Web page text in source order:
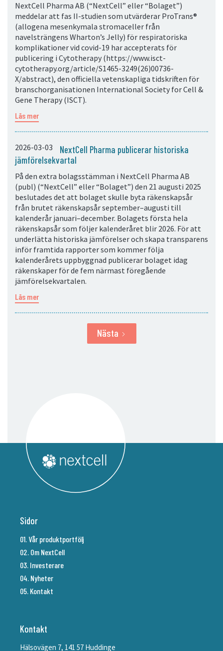
NextCell Pharma AB (“NextCell” eller “Bolaget”)
meddelar att fas II-studien som utvärderar ProTrans®
(allogena mesenkymala stromaceller från
navelsträngens Wharton’s Jelly) för respiratoriska
komplikationer vid covid-19 har accepterats för
publicering i Cytotherapy (https://www.isct-
cytotherapy.org/article/S1465-3249(26)00736-
X/abstract), den officiella vetenskapliga tidskriften för
branschorganisationen International Society for Cell &
Gene Therapy (ISCT).
Läs mer
2026-03-03
NextCell Pharma publicerar historiska
jämförelsekvartal
På den extra bolagsstämman i NextCell Pharma AB
(publ) (“NextCell” eller “Bolaget”) den 21 augusti 2025
beslutades det att bolaget skulle byta räkenskapsår
från brutet räkenskapsår september–augusti till
kalenderår januari–december. Bolagets första hela
räkenskapsår som följer kalenderåret blir 2026. För att
underlätta historiska jämförelser och skapa transparens
inför framtida rapporter som kommer följa
kalenderårets uppbyggnad publicerar bolaget idag
räkenskaper för de fem närmast föregående
jämförelsekvartalen.
Läs mer
Nästa
Sidor
01. Vår produktportfölj
02. Om NextCell
03. Investerare
04. Nyheter
05. Kontakt
Kontakt
Hälsovägen 7, 141 57 Huddinge